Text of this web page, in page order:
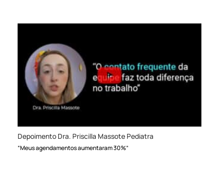
Depoimento Dra. Priscilla Massote Pediatra
“Meus agendamentos aumentaram 30%”